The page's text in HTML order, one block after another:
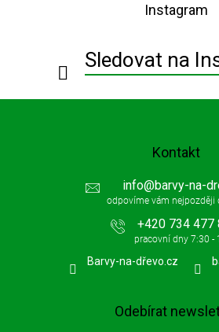
Instagram
Sledovat na
Kontakt
info@barvy-na-
+420 734 477
Barvy-na-dřevo.cz
Odebírat